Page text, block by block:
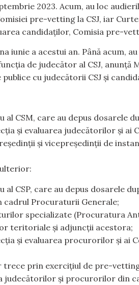
2023. Acum, au loc
pre-vetting la CSJ, iar
candidaților, Comisia pre-
iunie a acestui an. Până acum,
de judecător al CSJ, anunță
cu judecătorii CSJ și
CSM, care au depus dosarele
și evaluarea judecătorilor și ai
și vicepreședinții de
CSP, care au depus dosarele
Procuraturii Generale;
specializate (Procuratura
teritoriale și adjuncții acestora;
și evaluarea procurorilor și ai
trece prin exercițiul de pre-
judecătorilor și procurorilor din